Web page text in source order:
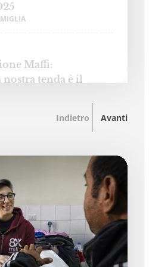
Maffi:
tenda è il
E UNIVERSITÀ
- Preghiera di
Dio per i curanti
Indietro Avanti